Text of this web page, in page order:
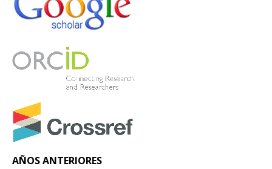
AÑOS ANTERIORES